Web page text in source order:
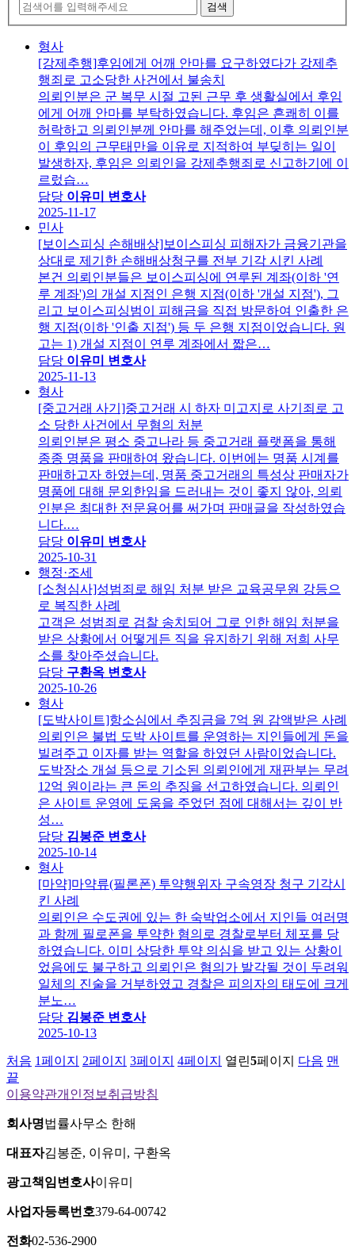
검색
형사
[강제추행]후임에게 어깨 안마를 요구하였다가 강제추
행죄로 고소당한 사건에서 불송치
의뢰인분은 군 복무 시절 고된 근무 후 생활실에서 후임
에게 어깨 안마를 부탁하였습니다. 후임은 흔쾌히 이를
허락하고 의뢰인분께 안마를 해주었는데, 이후 의뢰인분
이 후임의 근무태만을 이유로 지적하여 부딪히는 일이
발생하자, 후임은 의뢰인을 강제추행죄로 신고하기에 이
르렀습…
담당 이유미 변호사
2025-11-17
민사
[보이스피싱 손해배상]보이스피싱 피해자가 금융기관을
상대로 제기한 손해배상청구를 전부 기각 시킨 사례
본건 의뢰인분들은 보이스피싱에 연루된 계좌(이하 '연
루 계좌')의 개설 지점인 은행 지점(이하 '개설 지점'), 그
리고 보이스피싱범이 피해금을 직접 방문하여 인출한 은
행 지점(이하 '인출 지점') 등 두 은행 지점이었습니다. 원
고는 1) 개설 지점이 연루 계좌에서 짧은…
담당 이유미 변호사
2025-11-13
형사
[중고거래 사기]중고거래 시 하자 미고지로 사기죄로 고
소 당한 사건에서 무혐의 처분
의뢰인분은 평소 중고나라 등 중고거래 플랫폼을 통해
종종 명품을 판매하여 왔습니다. 이번에는 명품 시계를
판매하고자 하였는데, 명품 중고거래의 특성상 판매자가
명품에 대해 문외한임을 드러내는 것이 좋지 않아, 의뢰
인분은 최대한 전문용어를 써가며 판매글을 작성하였습
니다.…
담당 이유미 변호사
2025-10-31
행정·조세
[소청심사]성범죄로 해임 처분 받은 교육공무원 강등으
로 복직한 사례
고객은 성범죄로 검찰 송치되어 그로 인한 해임 처분을
받은 상황에서 어떻게든 직을 유지하기 위해 저희 사무
소를 찾아주셨습니다.
담당 구환옥 변호사
2025-10-26
형사
[도박사이트]항소심에서 추징금을 7억 원 감액받은 사례
의뢰인은 불법 도박 사이트를 운영하는 지인들에게 돈을
빌려주고 이자를 받는 역할을 하였던 사람이었습니다.
도박장소 개설 등으로 기소된 의뢰인에게 재판부는 무려
12억 원이라는 큰 돈의 추징을 선고하였습니다. 의뢰인
은 사이트 운영에 도움을 주었던 점에 대해서는 깊이 반
성…
담당 김봉준 변호사
2025-10-14
형사
[마약]마약류(필론폰) 투약행위자 구속영장 청구 기각시
킨 사례
의뢰인은 수도권에 있는 한 숙박업소에서 지인들 여러명
과 함께 필로폰을 투약한 혐의로 경찰로부터 체포를 당
하였습니다. 이미 상당한 투약 의심을 받고 있는 상황이
었음에도 불구하고 의뢰인은 혐의가 발각될 것이 두려워
일체의 진술을 거부하였고 경찰은 피의자의 태도에 크게
분노…
담당 김봉준 변호사
2025-10-13
처음 1페이지 2페이지 3페이지 4페이지 열린5페이지 다음 맨
끝
이용약관개인정보취급방침
회사명법률사무소 한해
대표자김봉준, 이유미, 구환옥
광고책임변호사이유미
사업자등록번호379-64-00742
전화02-536-2900